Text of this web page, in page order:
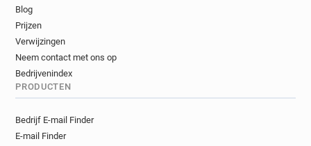
Blog
Prijzen
Verwijzingen
Neem contact met ons op
Bedrijvenindex
PRODUCTEN
Bedrijf E-mail Finder
E-mail Finder